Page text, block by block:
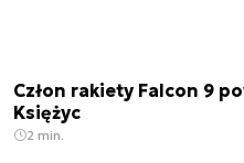
Człon rakiety Falcon 9
Księżyc
2 min.